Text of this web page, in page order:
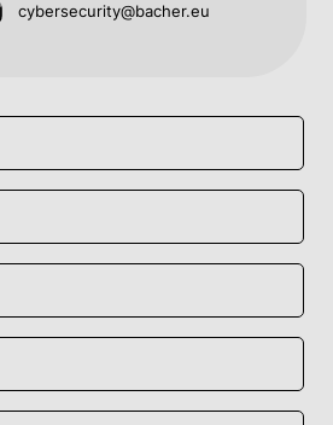
cybersecurity@bacher.eu